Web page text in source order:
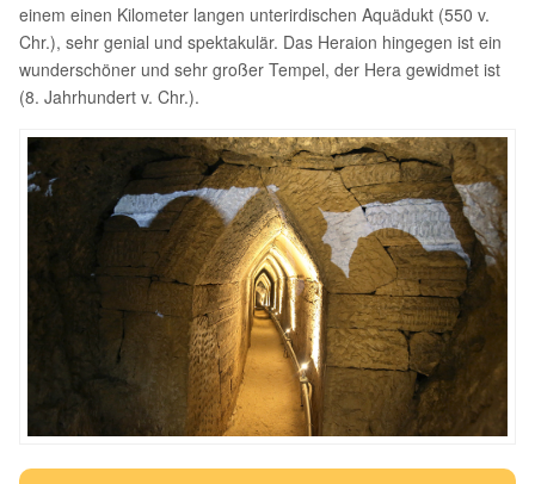
einem einen Kilometer langen unterirdischen Aquädukt (550 v.
Chr.), sehr genial und spektakulär. Das Heraion hingegen ist ein
wunderschöner und sehr großer Tempel, der Hera gewidmet ist
(8. Jahrhundert v. Chr.).